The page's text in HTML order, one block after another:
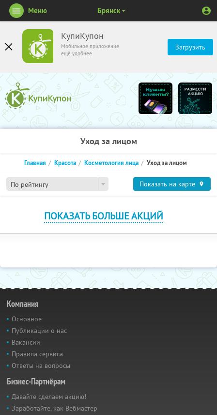
КупиКупон
Мобильное приложение
ещё удобнее
Загрузить
Меню Брянск
Уход за лицом
По рейтингу
Главная Красота Косметология лица Уход за лицом
Показать на карте
ПОКАЗАТЬ БОЛЬШЕ АКЦИЙ
Компания
Основное
Публикации о нас
Вакансии
Правила сервиса
Ответы на вопросы
Бизнес-Партнёрам
Давайте сделаем акцию!
Заработайте, как Вебмастер